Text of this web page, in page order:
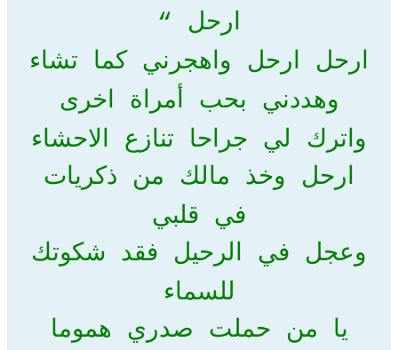
ارحل “
ارحل ارحل واهجرني كما تشاء
وهددني بحب أمراة اخرى
واترك لي جراحا تنازع الاحشاء
ارحل وخذ مالك من ذكريات
في قلبي
وعجل في الرحيل فقد شكوتك
للسماء
يا من حملت صدري هموما